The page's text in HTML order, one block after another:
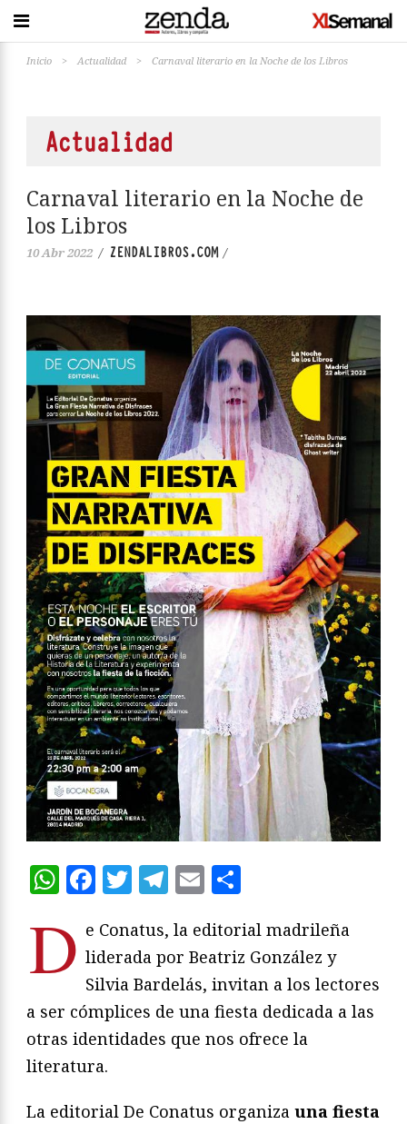
Inicio > Actualidad > Carnaval literario en la Noche de los Libros
Actualidad
Carnaval literario en la Noche de
los Libros
10 Abr 2022 / ZENDALIBROS.COM/
WhatsApp
Facebook
Twitter
Telegram
Email
D e Conatus, la editorial madrileña
liderada por Beatriz González y
Silvia Bardelás, invitan a los lectores
a ser cómplices de una fiesta dedicada a las
otras identidades que nos ofrece la
literatura.
La editorial De Conatus organiza una fiesta